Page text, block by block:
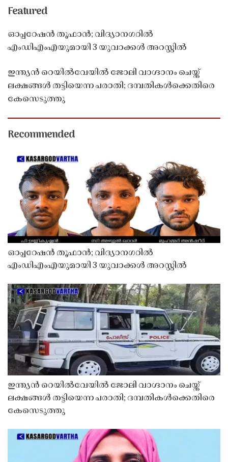
Featured
ഓപ്പറേഷൻ തൂഫാൻ; വിദ്യാനഗറിൽ
എംഡിഎംഎയുമായി 3 യുവാക്കൾ അറസ്റ്റിൽ
ഇന്ത്യൻ റെയിൽവേയിൽ ജോലി വാഗ്ദാനം ചെയ്ത്
ലക്ഷങ്ങൾ തട്ടിയെന്ന പരാതി; ദമ്പതികൾക്കെതിരെ
കേസെടുത്തു
Recommended
ഓപ്പറേഷൻ തൂഫാൻ; വിദ്യാനഗറിൽ
എംഡിഎംഎയുമായി 3 യുവാക്കൾ അറസ്റ്റിൽ
ഇന്ത്യൻ റെയിൽവേയിൽ ജോലി വാഗ്ദാനം ചെയ്ത്
ലക്ഷങ്ങൾ തട്ടിയെന്ന പരാതി; ദമ്പതികൾക്കെതിരെ
കേസെടുത്തു